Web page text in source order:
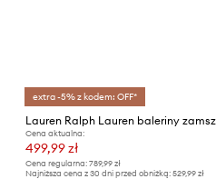
extra -5% z kodem: OFF*
Cena aktualna:
499,99 zł
Cena regularna: 789,99 zł
Najniższa cena z 30 dni przed obniżką: 529,99 zł